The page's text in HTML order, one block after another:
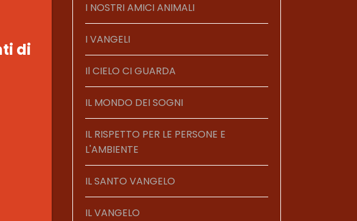
di
I NOSTRI AMICI ANIMALI
I VANGELI
Il CIELO CI GUARDA
IL MONDO DEI SOGNI
IL RISPETTO PER LE PERSONE E
L'AMBIENTE
IL SANTO VANGELO
IL VANGELO